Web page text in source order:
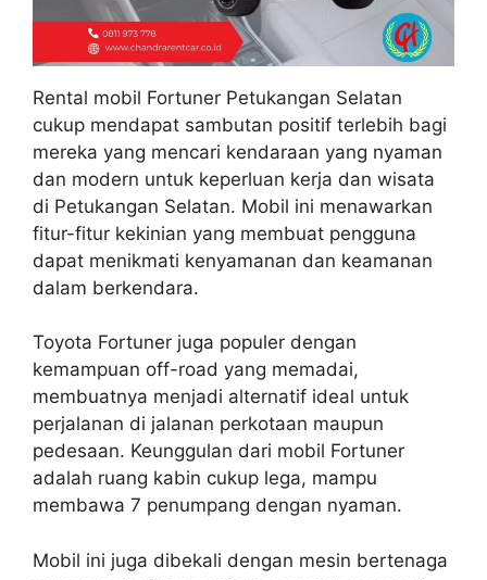
Rental mobil Fortuner Petukangan Selatan
cukup mendapat sambutan positif terlebih bagi
mereka yang mencari kendaraan yang nyaman
dan modern untuk keperluan kerja dan wisata
di Petukangan Selatan. Mobil ini menawarkan
fitur-fitur kekinian yang membuat pengguna
dapat menikmati kenyamanan dan keamanan
dalam berkendara.
Toyota Fortuner juga populer dengan
kemampuan off-road yang memadai,
membuatnya menjadi alternatif ideal untuk
perjalanan di jalanan perkotaan maupun
pedesaan. Keunggulan dari mobil Fortuner
adalah ruang kabin cukup lega, mampu
membawa 7 penumpang dengan nyaman.
Mobil ini juga dibekali dengan mesin bertenaga